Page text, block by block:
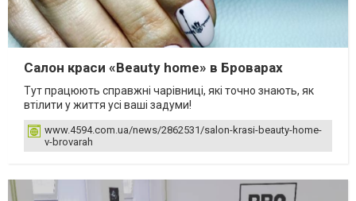
Салон краси «Beauty home» в Броварах
Тут працюють справжні чарівниці, які точно знають, як
втілити у життя усі ваші задуми!
www.4594.com.ua/news/2862531/salon-krasi-beauty-home-
v-brovarah